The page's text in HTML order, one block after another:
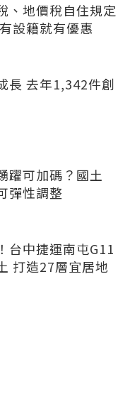
、地價稅自住規定
設籍就有優惠
長 去年1,342件創
躍可加碼？國土
彈性調整
台中捷運南屯G11
打造27層宜居地